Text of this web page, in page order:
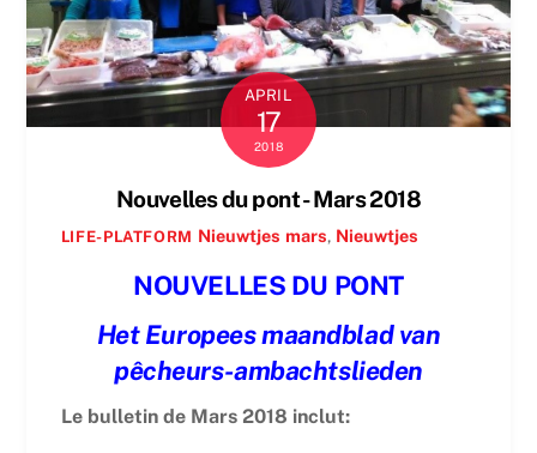
APRIL
17
2018
Nouvelles du pont - Mars 2018
LIFE-PLATFORM Nieuwtjes mars, Nieuwtjes
NOUVELLES DU PONT
Het Europees maandblad van
pêcheurs-ambachtslieden
Le bulletin de Mars 2018 inclut: